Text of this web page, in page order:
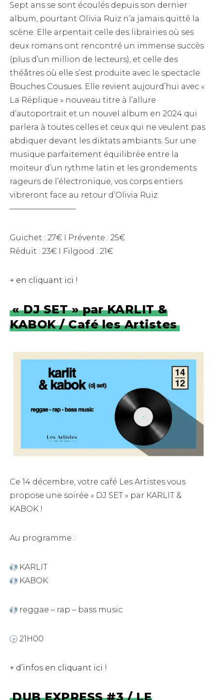
Sept ans se sont écoulés depuis son dernier
album, pourtant Olivia Ruiz n’a jamais quitté la
scène. Elle arpentait celle des librairies où ses
deux romans ont rencontré un immense succès
(plus d’un million de lecteurs), et celle des
théâtres où elle s’est produite avec le spectacle
Bouches Cousues. Elle revient aujourd’hui avec «
La Réplique » nouveau titre à l’allure
d’autoportrait et un nouvel album en 2024 qui
parlera à toutes celles et ceux qui ne veulent pas
abdiquer devant les diktats ambiants. Sur une
musique parfaitement équilibrée entre la
moiteur d’un rythme latin et les grondements
rageurs de l’électronique, vos corps entiers
vibreront face au retour d’Olivia Ruiz.
————————–
Guichet : 27€ I Prévente : 25€
Réduit : 23€ I Filgood : 21€
+ en cliquant ici !
« DJ SET » par KARLIT &
KABOK / Café les Artistes
Ce 14 décembre, votre café Les Artistes vous
propose une soirée « DJ SET » par KARLIT &
KABOK !
Au programme :
KARLIT
KABOK
reggae – rap – bass music
21H00
+ d’infos en cliquant ici !
DUB EXPRESS #3 / LE